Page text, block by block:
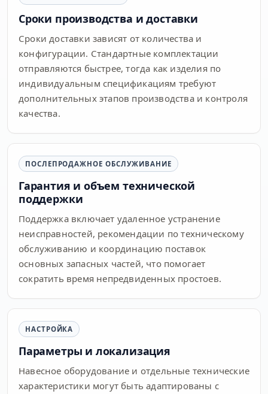
Сроки производства и доставки
Сроки доставки зависят от количества и
конфигурации. Стандартные комплектации
отправляются быстрее, тогда как изделия по
индивидуальным спецификациям требуют
дополнительных этапов производства и контроля
качества.
ПОСЛЕПРОДАЖНОЕ ОБСЛУЖИВАНИЕ
Гарантия и объем технической
поддержки
Поддержка включает удаленное устранение
неисправностей, рекомендации по техническому
обслуживанию и координацию поставок
основных запасных частей, что помогает
сократить время непредвиденных простоев.
НАСТРОЙКА
Параметры и локализация
Навесное оборудование и отдельные технические
характеристики могут быть адаптированы с